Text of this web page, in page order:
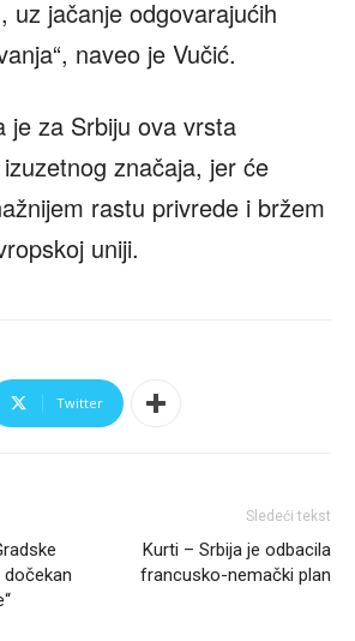
uz jačanje odgovarajućih
naveo je Vučić.
je za Srbiju ova vrsta
značaja, jer će
rastu privrede i bržem
uniji.
Twitter
dočekan
Sledeći tekst
Kurti – Srbija je odbacila
francusko-nemački plan